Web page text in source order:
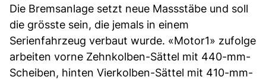
Die Bremsanlage setzt neue Massstäbe und soll
die grösste sein, die jemals in einem
Serienfahrzeug verbaut wurde. «Motor1» zufolge
arbeiten vorne Zehnkolben-Sättel mit 440-mm-
Scheiben, hinten Vierkolben-Sättel mit 410-mm-